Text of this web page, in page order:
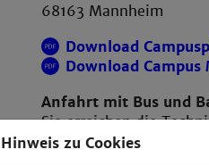
68163 Mannheim
Download
Download Campus
Anfahrt mit Bus und
Sie erreichen die
und den Bussen Nr.
Hinweis zu Cookies